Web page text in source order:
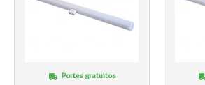
Portes gratuitos